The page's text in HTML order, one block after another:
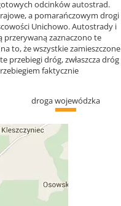
odcinków autostrad.
a pomarańczowym drogi
Unichowo. Autostrady i
przerywaną zaznaczono te
to, że wszystkie zamieszczone
przebiegi dróg, zwłaszcza dróg
faktycznie
droga wojewódzka